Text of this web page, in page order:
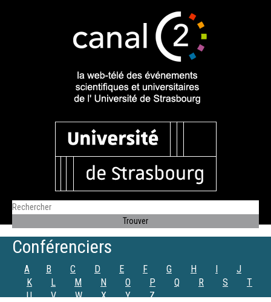
Conférenciers
A B C D E F G H I
J
K
L M N O P Q R S
T
U
V W X Y Z